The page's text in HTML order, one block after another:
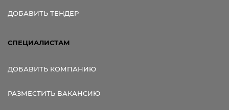
ДОБАВИТЬ ТЕНДЕР
СПЕЦИАЛИСТАМ
ДОБАВИТЬ КОМПАНИЮ
РАЗМЕСТИТЬ ВАКАНСИЮ